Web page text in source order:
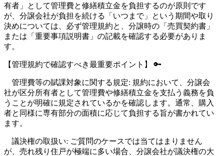
有者」として管理費と修繕積立金を負担するのが原則です
が、分譲会社が負担を続ける「いつまで」という期間や取り
決めについては、必ず管理規約と、分譲時の「売買契約書」
または「重要事項説明書」の記載を確認する必要がありま
す。
【管理規約で確認すべき最重要ポイント】 🔑
管理費等の賦課対象に関する規定: 規約において、分譲会
社が区分所有者として管理費や修繕積立金を支払う義務を負
うことが明確に規定されているかを確認します。通常、購入
者と同様に専有部分の面積に応じて負担する旨が書かれてい
ます。
議決権の取扱い: ご質問のケースでは当てはまりません
が、売れ残り住戸が極端に多い場合、分譲会社が議決権の大